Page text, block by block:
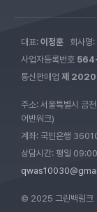
대표: 이정훈 회사명:
사업자등록번호
통신판매업 제
주소: 서울특별시 금
어반워크)
계좌: 국민은행
상담시간: 평일
© 2025 그린백링크